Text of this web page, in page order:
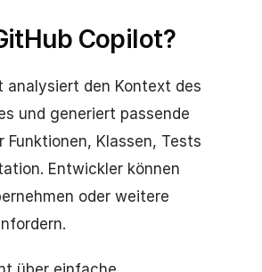
Copilot?
analysiert den Kontext des
und generiert passende
Funktionen, Klassen, Tests
Entwickler können
oder weitere